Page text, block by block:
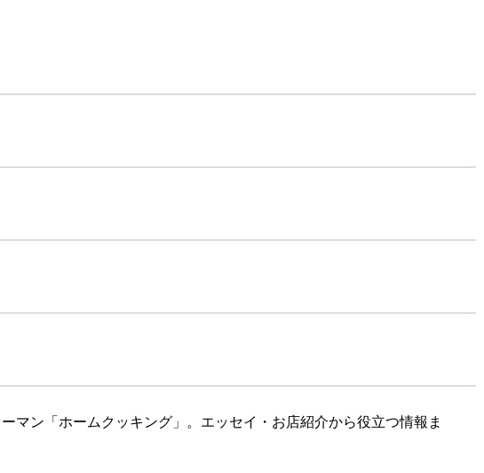
マン「ホームクッキング」。エッセイ・お店紹介から役立つ情報ま